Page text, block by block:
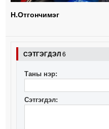
Н.Отгончимэг
СЭТГЭГДЭЛ6
Таны нэр:
Сэтгэгдэл: